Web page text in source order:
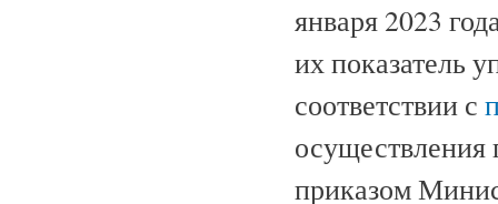
января 2023
их показатель
соответствии с
осуществления
приказом